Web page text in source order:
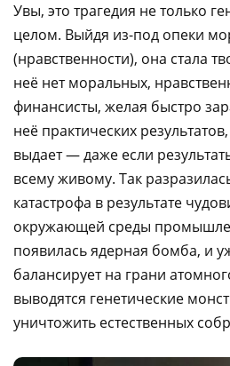
Увы, это трагедия не только
целом. Выйдя из-под опеки
(нравственности), она стала
неё нет моральных,
финансисты, желая быстро
неё практических
выдает — даже если
всему живому. Так
катастрофа в результате
окружающей среды
появилась ядерная бомба, и
балансирует на грани
выводятся генетические
уничтожить естественных